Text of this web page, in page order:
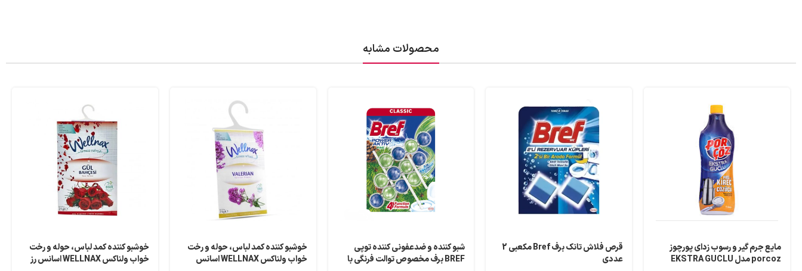
محصولات مشابه
مایع جرم گیر و رسوب زدای پورچوز
porcoz مدل EKSTRA GUCLU
قرص فلاش تانک برف Bref مکعبی 2
عددی
شبو کننده و ضدعفونی کننده توپی
BREF برف مخصوص توالت فرنگی با
خوشبو کننده کمد لباس، حوله و رخت
خواب ولناکس WELLNAX اسانس
خوشبو کننده کمد لباس، حوله و رخت
خواب ولناکس WELLNAX اسانس رز